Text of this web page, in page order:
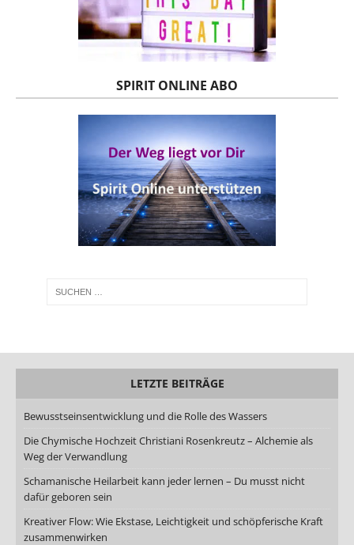
SPIRIT ONLINE ABO
LETZTE BEITRÄGE
Bewusstseinsentwicklung und die Rolle des Wassers
Die Chymische Hochzeit Christiani Rosenkreutz – Alchemie als
Weg der Verwandlung
Schamanische Heilarbeit kann jeder lernen – Du musst nicht
dafür geboren sein
Kreativer Flow: Wie Ekstase, Leichtigkeit und schöpferische Kraft
zusammenwirken